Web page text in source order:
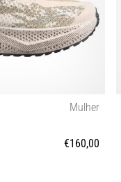
Mulher
€160,00